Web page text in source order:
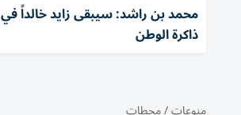
محمد بن راشد: سيبقى زايد خالداً في
ذاكرة الوطن